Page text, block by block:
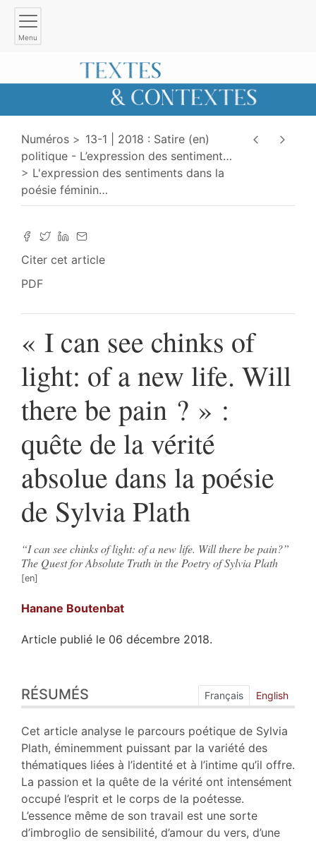
Menu
Numéros
13-1 | 2018 : Satire (en)
politique - L’expression des sentiment…
L'expression des sentiments dans la
poésie féminin…
Citer cet article
PDF
« I can see chinks of
light: of a new life. Will
there be pain ? » :
quête de la vérité
absolue dans la poésie
de Sylvia Plath
“I can see chinks of light: of a new life. Will there be pain?”
The Quest for Absolute Truth in the Poetry of Sylvia Plath
Hanane Boutenbat
Article publié le 06 décembre 2018.
Index
Plan
Texte
Bibliographie
Notes
Citer cet article
Auteur
RÉSUMÉS Français English
Cet article analyse le parcours poétique de Sylvia
Plath, éminemment puissant par la variété des
thématiques liées à l’identité et à l’intime qu’il offre.
La passion et la quête de la vérité ont intensément
occupé l’esprit et le corps de la poétesse.
L’essence même de son travail est une sorte
d’imbroglio de sensibilité, d’amour du vers, d’une